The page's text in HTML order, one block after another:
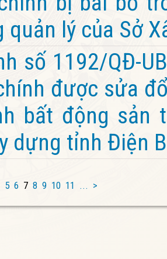
quản lý của Sở
số 1192/QĐ-
được sửa
bất động sản
dựng tỉnh Điện
5 6 7 8 9 10 11 ... >